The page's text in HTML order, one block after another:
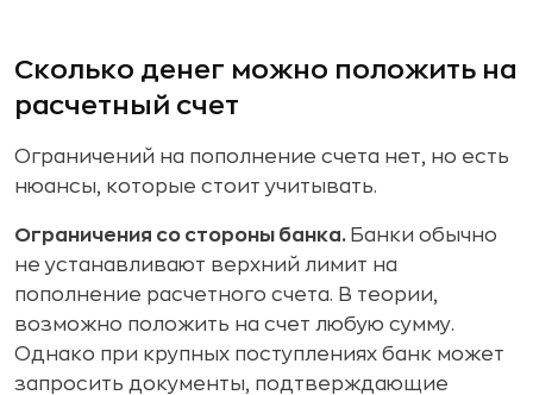
Сколько денег можно положить на
расчетный счет
Ограничений на пополнение счета нет, но есть
нюансы, которые стоит учитывать.
Ограничения со стороны банка. Банки обычно
не устанавливают верхний лимит на
пополнение расчетного счета. В теории,
возможно положить на счет любую сумму.
Однако при крупных поступлениях банк может
запросить документы, подтверждающие